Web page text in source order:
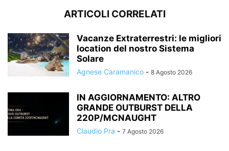
ARTICOLI CORRELATI
Vacanze Extraterrestri: le migliori
location del nostro Sistema
Solare
Agnese Caramanico - 8 Agosto 2026
IN AGGIORNAMENTO: ALTRO
GRANDE OUTBURST DELLA
220P/MCNAUGHT
Claudio Pra - 7 Agosto 2026